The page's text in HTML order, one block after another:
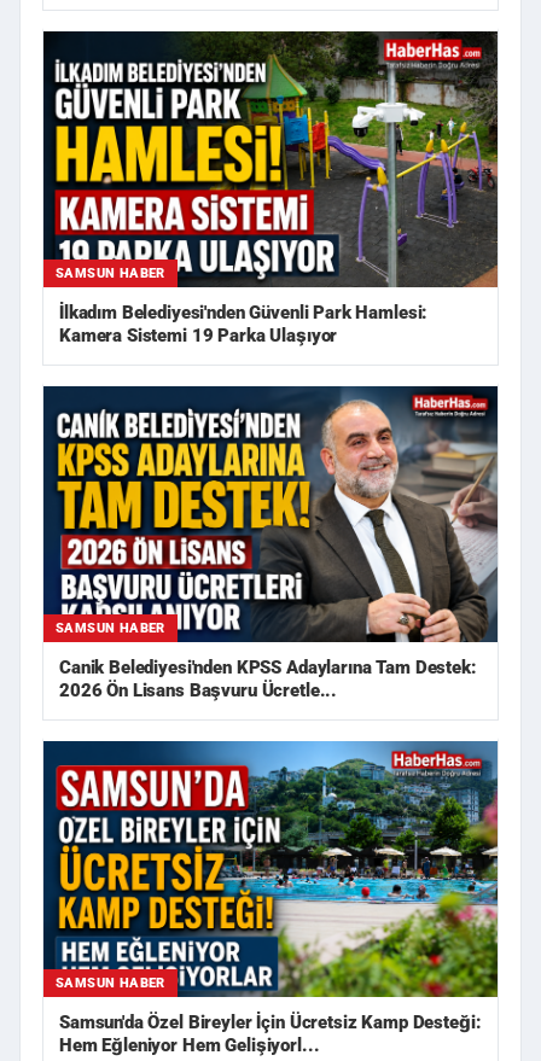
SAMSUN HABER
İlkadım Belediyesi'nden Güvenli Park Hamlesi:
Kamera Sistemi 19 Parka Ulaşıyor
SAMSUN HABER
Canik Belediyesi'nden KPSS Adaylarına Tam Destek:
2026 Ön Lisans Başvuru Ücretle...
SAMSUN HABER
Samsun'da Özel Bireyler İçin Ücretsiz Kamp Desteği:
Hem Eğleniyor Hem Gelişiyorl...